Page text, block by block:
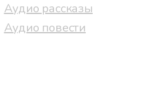
Аудио рассказы
Аудио повести